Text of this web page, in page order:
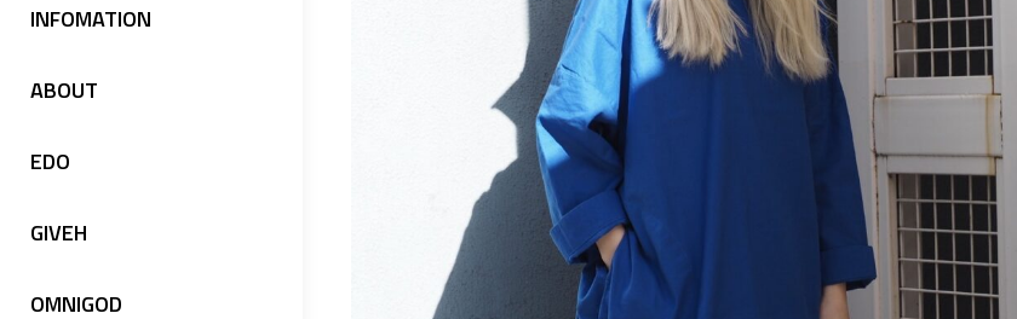
INFOMATION
ABOUT
EDO
GIVEH
OMNIGOD